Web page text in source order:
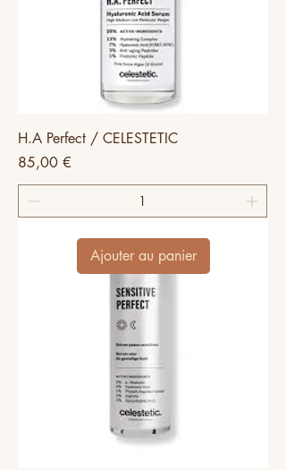
H.A Perfect / CELESTETIC
Prix
85,00 €
Ajouter au panier